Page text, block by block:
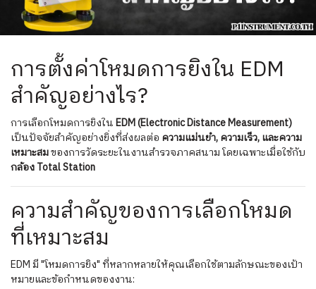
การตั้งค่าโหมดการยิงใน EDM
สำคัญอย่างไร?
การเลือกโหมดการยิงในEDM (Electronic Distance Measurement)
เป็นปัจจัยสำคัญอย่างยิ่งที่ส่งผลต่อ ความแม่นยำ, ความเร็ว, และความ
เหมาะสมของการวัดระยะในงานสำรวจภาคสนาม โดยเฉพาะเมื่อใช้กับ
กล้อง Total Station
ความสำคัญของการเลือกโหมด
ที่เหมาะสม
EDM มี "โหมดการยิง" ที่หลากหลายให้คุณเลือกใช้ตามลักษณะของเป้า
หมายและข้อกำหนดของงาน: